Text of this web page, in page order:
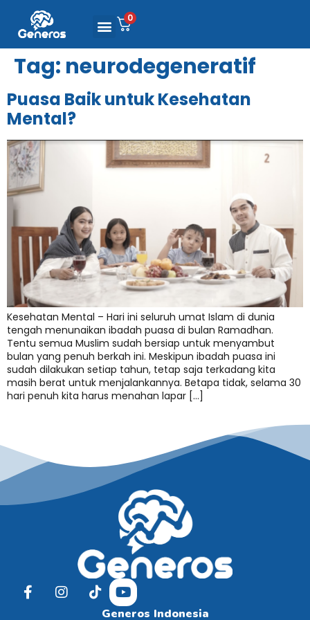
0
Tag: neurodegeneratif
Puasa Baik untuk Kesehatan
Mental?
Kesehatan Mental – Hari ini seluruh umat Islam di dunia
tengah menunaikan ibadah puasa di bulan Ramadhan.
Tentu semua Muslim sudah bersiap untuk menyambut
bulan yang penuh berkah ini. Meskipun ibadah puasa ini
sudah dilakukan setiap tahun, tetap saja terkadang kita
masih berat untuk menjalankannya. Betapa tidak, selama 30
hari penuh kita harus menahan lapar […]
Generos Indonesia